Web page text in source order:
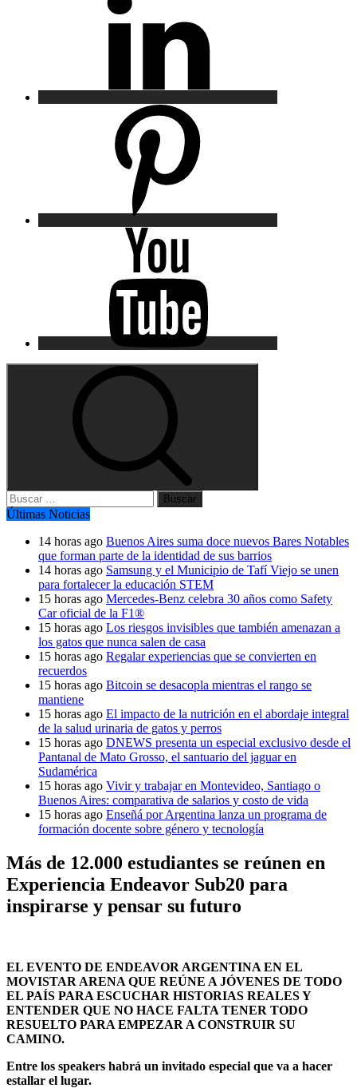
Buscar:
Últimas Noticias
14 horas ago Buenos Aires suma doce nuevos Bares Notables
que forman parte de la identidad de sus barrios
14 horas ago Samsung y el Municipio de Tafí Viejo se unen
para fortalecer la educación STEM
15 horas ago Mercedes-Benz celebra 30 años como Safety
Car oficial de la F1®
15 horas ago Los riesgos invisibles que también amenazan a
los gatos que nunca salen de casa
15 horas ago Regalar experiencias que se convierten en
recuerdos
15 horas ago Bitcoin se desacopla mientras el rango se
mantiene
15 horas ago El impacto de la nutrición en el abordaje integral
de la salud urinaria de gatos y perros
15 horas ago DNEWS presenta un especial exclusivo desde el
Pantanal de Mato Grosso, el santuario del jaguar en
Sudamérica
15 horas ago Vivir y trabajar en Montevideo, Santiago o
Buenos Aires: comparativa de salarios y costo de vida
15 horas ago Enseñá por Argentina lanza un programa de
formación docente sobre género y tecnología
Más de 12.000 estudiantes se reúnen en
Experiencia Endeavor Sub20 para
inspirarse y pensar su futuro
EL EVENTO DE ENDEAVOR ARGENTINA EN EL
MOVISTAR ARENA QUE REÚNE A JÓVENES DE TODO
EL PAÍS PARA ESCUCHAR HISTORIAS REALES Y
ENTENDER QUE NO HACE FALTA TENER TODO
RESUELTO PARA EMPEZAR A CONSTRUIR SU
CAMINO.
Entre los speakers habrá un invitado especial que va a hacer
estallar el lugar.